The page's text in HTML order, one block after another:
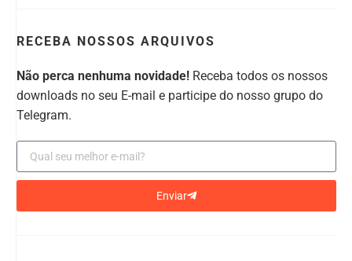
RECEBA NOSSOS ARQUIVOS
Não perca nenhuma novidade! Receba todos os nossos
downloads no seu E-mail e participe do nosso grupo do
Telegram.
Enviar